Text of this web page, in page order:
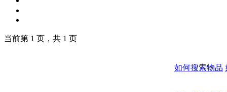
当前第 1 页，共 1 页
如何搜索物品